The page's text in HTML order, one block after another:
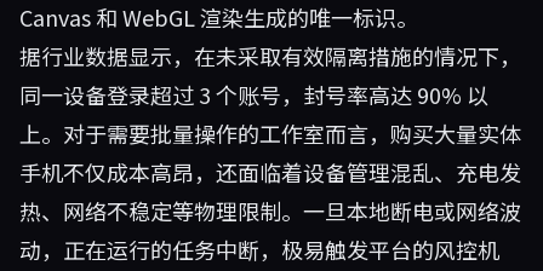
Canvas 和 WebGL 渲染生成的唯一标识。
据行业数据显示，在未采取有效隔离措施的情况下，
同一设备登录超过 3 个账号，封号率高达 90% 以
上。对于需要批量操作的工作室而言，购买大量实体
手机不仅成本高昂，还面临着设备管理混乱、充电发
热、网络不稳定等物理限制。一旦本地断电或网络波
动，正在运行的任务中断，极易触发平台的风控机